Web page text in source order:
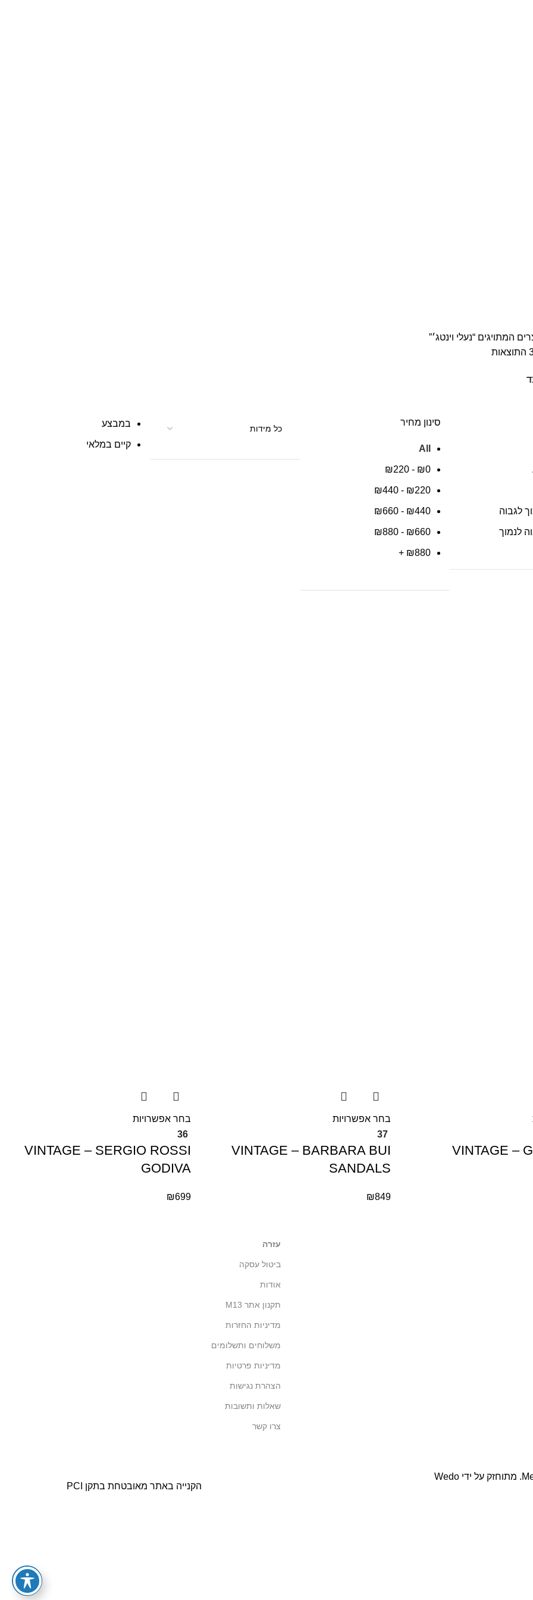
המתויגים “נעלי וינטג׳”
לגבוה
לנמוך
סינון מחיר
All
₪0
-
₪220
₪220
-
₪440
₪440
-
₪660
₪660
-
₪880
₪880
+
במבצע
קיים במלאי
VINTAGE –
בחר אפשרויות
37
VINTAGE – BARBARA BUI
SANDALS
₪849
בחר אפשרויות
36
VINTAGE – SERGIO ROSSI
GODIVA
₪699
עזרה
ביטול עסקה
אודות
תקנון אתר M13
מדיניות החזרות
משלוחים ותשלומים
מדיניות פרטיות
הצהרת נגישות
שאלות ותשובות
צרו קשר
. מתוחזק על ידי Wedo
הקנייה באתר מאובטחת בתקן PCI